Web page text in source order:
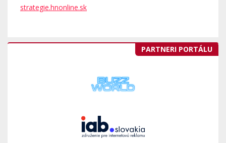
strategie.hnonline.sk
PARTNERI PORTÁLU